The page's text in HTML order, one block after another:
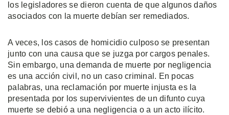
los legisladores se dieron cuenta de que algunos daños
asociados con la muerte debían ser remediados.
A veces, los casos de homicidio culposo se presentan
junto con una causa que se juzga por cargos penales.
Sin embargo, una demanda de muerte por negligencia
es una acción civil, no un caso criminal. En pocas
palabras, una reclamación por muerte injusta es la
presentada por los supervivientes de un difunto cuya
muerte se debió a una negligencia o a un acto ilícito.